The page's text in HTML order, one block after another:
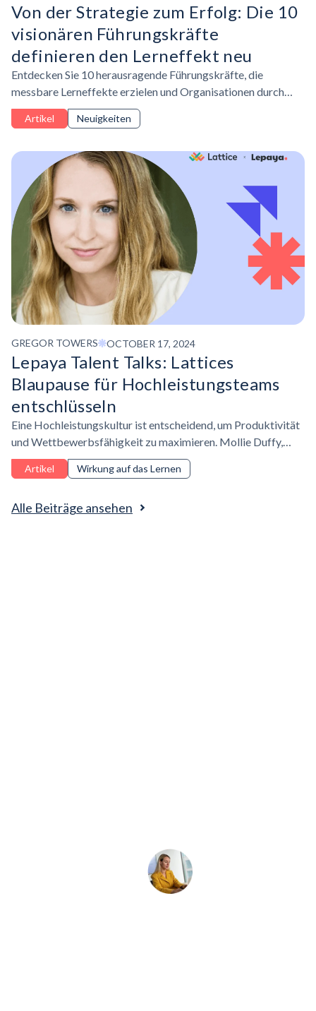
Alle Beiträge ansehen
Von der Strategie zum Erfolg: Die 10
visionären Führungskräfte
definieren den Lerneffekt neu
Entdecken Sie 10 herausragende Führungskräfte, die
messbare Lerneffekte erzielen und Organisationen durch
strategisches Lerndesign und Innovation verändern.
Artikel Neuigkeiten
GREGOR TOWERS OCTOBER 17, 2024
Lepaya Talent Talks: Lattices
Blaupause für Hochleistungsteams
entschlüsseln
Eine Hochleistungskultur ist entscheidend, um Produktivität
und Wettbewerbsfähigkeit zu maximieren. Mollie Duffy,
Head of L&D bei Lattice, erklärt, wie inspirierende Führung,
eine Wachstumsmentalität und effektive
Artikel Wirkung auf das Lernen